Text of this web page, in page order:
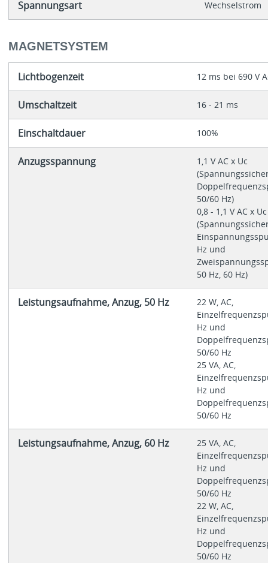
Spannungsart Wechselstrom
MAGNETSYSTEM
Lichtbogenzeit 12 ms bei 690 V
Umschaltzeit 16 - 21 ms
Einschaltdauer 100%
Anzugsspannung
1,1 V AC x Uc
50/60 Hz)
0,8 - 1,1 V AC x Uc
Hz und
50 Hz, 60 Hz)
Leistungsaufnahme, Anzug, 50 Hz
22 W, AC,
Hz und
50/60 Hz
25 VA, AC,
Hz und
50/60 Hz
Leistungsaufnahme, Anzug, 60 Hz
25 VA, AC,
Hz und
50/60 Hz
22 W, AC,
Hz und
50/60 Hz